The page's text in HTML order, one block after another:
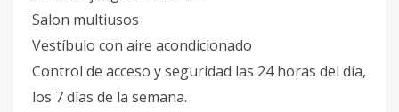
Salon multiusos
Vestíbulo con aire acondicionado
Control de acceso y seguridad las 24 horas del día,
los 7 días de la semana.